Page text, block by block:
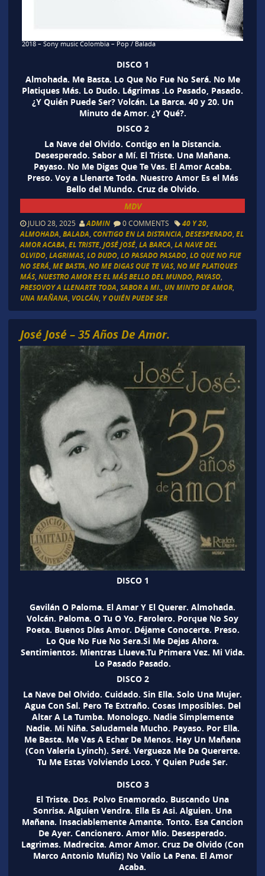
2018 – Sony music Colombia – Pop / Balada
DISCO 1
Almohada. Me Basta. Lo Que No Fue No Será. No Me
Platiques Más. Lo Dudo. Lágrimas .Lo Pasado, Pasado.
¿Y Quién Puede Ser? Volcán. La Barca. 40 y 20. Un
Minuto de Amor. ¿Y Qué?.
DISCO 2
La Nave del Olvido. Contigo en la Distancia.
Desesperado. Sabor a Mí. El Triste. Una Mañana.
Payaso. No Me Digas Que Te Vas. El Amor Acaba.
Preso. Voy a Llenarte Toda. Nuestro Amor Es el Más
Bello del Mundo. Cruz de Olvido.
MDV
JULIO 28, 2025 ADMIN 0 COMMENTS 40 Y 20,
ALMOHADA BALADA CONTIGO EN LA DISTANCIA DESESPERADO, EL
AMOR ACABA EL TRISTE, JOSÉ JOSÉ, LA BARCA LA NAVE DEL
OLVIDO, LAGRIMAS, LO DUDO, LO PASADO PASADO, LO QUE NO FUE
NO SERÁ ME BASTA NO ME DIGAS QUE TE VAS, NO ME PLATIQUES
MÁS, NUESTRO AMOR ES EL MÁS BELLO DEL MUNDO, PAYASO,
PRESOVOY A LLENARTE TODA SABOR A MI. UN MINTO DE AMOR,
UNA MAÑANA VOLCÁN, Y QUIÉN PUEDE SER
José José – 35 Años De Amor.
DISCO 1
Gavilán O Paloma. El Amar Y El Querer. Almohada.
Volcán. Paloma. O Tu O Yo. Farolero. Porque No Soy
Poeta. Buenos Días Amor. Déjame Conocerte. Preso.
Lo Que No Fue No Sera.Si Me Dejas Ahora.
Sentimientos. Mientras Llueve.Tu Primera Vez. Mi Vida.
Lo Pasado Pasado.
DISCO 2
La Nave Del Olvido. Cuidado. Sin Ella. Solo Una Mujer.
Agua Con Sal. Pero Te Extraño. Cosas Imposibles. Del
Altar A La Tumba. Monologo. Nadie Simplemente
Nadie. Mi Niña. Saludamela Mucho. Payaso. Por Ella.
Me Basta. Me Vas A Echar De Menos. Hay Un Mañana
(Con Valeria Lyinch). Seré. Vergueza Me Da Quererte.
Tu Me Estas Volviendo Loco. Y Quien Pude Ser.
DISCO 3
El Triste. Dos. Polvo Enamorado. Buscando Una
Sonrisa. Alguien Vendra. Ella Es Asi. Alguien. Una
Mañana. Insaciablemente Amante. Tonto. Esa Cancion
De Ayer. Cancionero. Amor Mio. Desesperado.
Lagrimas. Madrecita. Amor Amor. Cruz De Olvido (Con
Marco Antonio Muñiz) No Valio La Pena. El Amor
Acaba.